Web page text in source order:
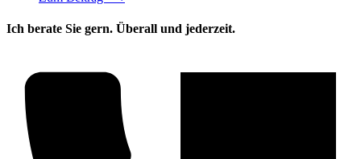
Ich berate Sie gern. Überall und jederzeit.